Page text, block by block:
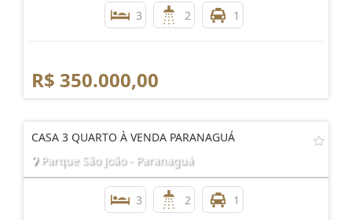
3 2 1
R$ 350.000,00
CASA 3 QUARTO À VENDA PARANAGUÁ
Parque São João - Paranaguá
3 2 1